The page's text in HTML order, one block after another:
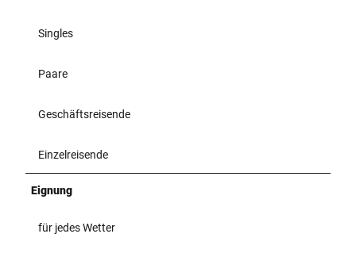
Singles
Paare
Geschäftsreisende
Einzelreisende
Eignung
für jedes Wetter